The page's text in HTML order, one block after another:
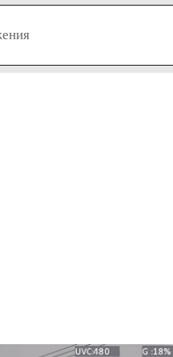
свет читаемый ЖК,